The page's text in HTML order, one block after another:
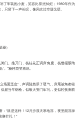
丁军装抱小麦，笑容比阳光灿烂；1980年作为
只留下一声长叹，像风吹过空荡戈壁。
）
门。推开门，杨桂花正调床角度，杨世福眼睛
。”杨桂花笑着说。
场更坚定”，声调陡然添了硬气，床尾被角都轻
握当年钢枪，似敬天安门军礼，更似轻抚胸前
：“就是这样！12月沙漠天寒地冻，夜里能冻掉
像针扎！”